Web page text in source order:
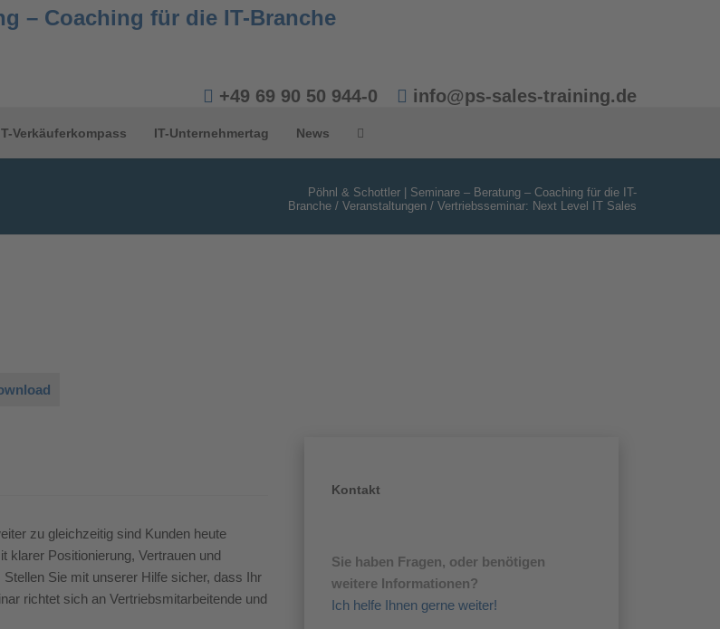
+49 69 90 50 944-0 info@ps-sales-training.de
Verkäuferkompass IT-Unternehmertag News
Pöhnl & Schottler | Seminare – Beratung – Coaching für die IT-
Branche / Veranstaltungen / Vertriebsseminar: Next Level IT Sales
zu gleichzeitig sind Kunden heute
klarer Positionierung, Vertrauen und
Stellen Sie mit unserer Hilfe sicher, dass Ihr
richtet sich an Vertriebsmitarbeitende und
Kontakt
Sie haben Fragen, oder benötigen
weitere Informationen?
Ich helfe Ihnen gerne weiter!